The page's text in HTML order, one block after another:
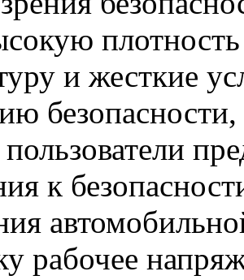
и жесткие
к
рабочее